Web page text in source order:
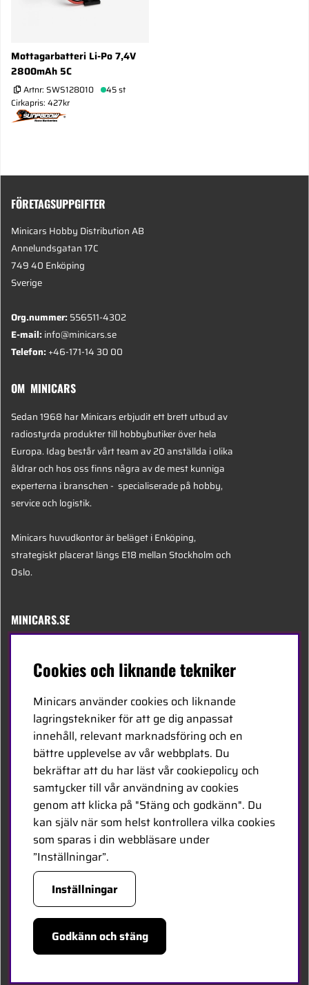
Mottagarbatteri Li-Po 7,4V
2800mAh 5C
Artnr: SWS128010
45 st
Cirkapris: 427kr
FÖRETAGSUPPGIFTER
Minicars Hobby Distribution AB
Annelundsgatan 17C
749 40 Enköping
Sverige
Org.nummer:556511-4302
E-mail:info@minicars.se
Telefon:+46-171-14 30 00
OM MINICARS
Sedan 1968 har Minicars erbjudit ett brett utbud av
radiostyrda produkter till hobbybutiker över hela
Europa. Idag består vårt team av 20 anställda i olika
åldrar och hos oss finns några av de mest kunniga
experterna i branschen - specialiserade på hobby,
service och logistik.
Minicars huvudkontor är beläget i Enköping,
strategiskt placerat längs E18 mellan Stockholm och
Oslo.
MINICARS.SE
Bli återförsäljare
Bli leverantör
Jobba hos oss
FÖLJ OSS
Facebook
HANDLA TRYGGT
Cookies och liknande tekniker
Minicars använder cookies och liknande
lagringstekniker för att ge dig anpassat
innehåll, relevant marknadsföring och en
bättre upplevelse av vår webbplats. Du
bekräftar att du har läst vår cookiepolicy och
samtycker till vår användning av cookies
genom att klicka på "Stäng och godkänn". Du
kan själv när som helst kontrollera vilka cookies
som sparas i din webbläsare under
”Inställningar”.
Inställningar
Godkänn och stäng